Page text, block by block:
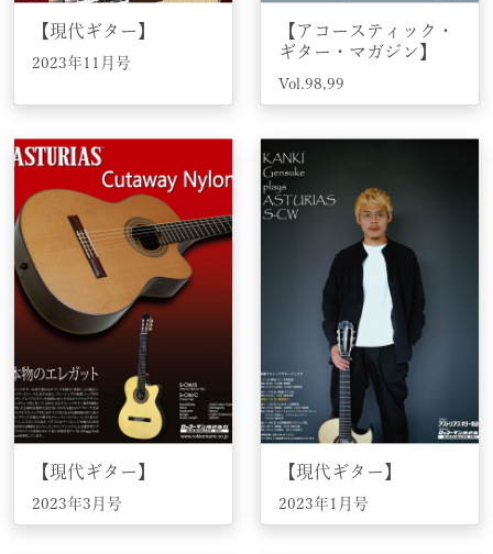
【現代ギター】
2023年11月号
【アコースティック・
ギター・マガジン】
Vol.98,99
【現代ギター】
2023年3月号
【現代ギター】
2023年1月号